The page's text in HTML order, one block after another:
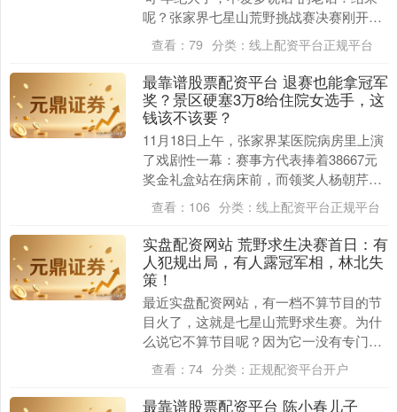
呢？张家界七星山荒野挑战赛决赛刚开始
第一天，他就因为个事儿直接被红牌罚出
场，还让人给....
查看： 79 分类： 线上配资平台正规平台
最靠谱股票配资平台 退赛也能拿冠军
奖？景区硬塞3万8给住院女选手，这
钱该不该要？
11月18日上午，张家界某医院病房里上演
了戏剧性一幕：赛事方代表捧着38667元
奖金礼盒站在病床前，而领奖人杨朝芹
——这位被网友称为“冷美人”的荒野求生
选手，三....
查看： 106 分类： 线上配资平台正规平台
实盘配资网站 荒野求生决赛首日：有
人犯规出局，有人露冠军相，林北失
策！
最近实盘配资网站，有一档不算节目的节
目火了，这就是七星山荒野求生赛。为什
么说它不算节目呢？因为它一没有专门的
拍摄制作团队，二不在电视台或者其他视
频平台播出。为什....
查看： 74 分类： 正规配资平台开户
最靠谱股票配资平台 陈小春儿子